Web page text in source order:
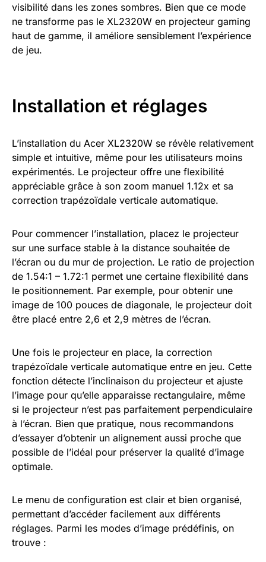
visibilité dans les zones sombres. Bien que ce mode
ne transforme pas le XL2320W en projecteur gaming
haut de gamme, il améliore sensiblement l’expérience
de jeu.
Installation et réglages
L’installation du Acer XL2320W se révèle relativement
simple et intuitive, même pour les utilisateurs moins
expérimentés. Le projecteur offre une flexibilité
appréciable grâce à son zoom manuel 1.12x et sa
correction trapézoïdale verticale automatique.
Pour commencer l’installation, placez le projecteur
sur une surface stable à la distance souhaitée de
l’écran ou du mur de projection. Le ratio de projection
de 1.54:1 – 1.72:1 permet une certaine flexibilité dans
le positionnement. Par exemple, pour obtenir une
image de 100 pouces de diagonale, le projecteur doit
être placé entre 2,6 et 2,9 mètres de l’écran.
Une fois le projecteur en place, la correction
trapézoïdale verticale automatique entre en jeu. Cette
fonction détecte l’inclinaison du projecteur et ajuste
l’image pour qu’elle apparaisse rectangulaire, même
si le projecteur n’est pas parfaitement perpendiculaire
à l’écran. Bien que pratique, nous recommandons
d’essayer d’obtenir un alignement aussi proche que
possible de l’idéal pour préserver la qualité d’image
optimale.
Le menu de configuration est clair et bien organisé,
permettant d’accéder facilement aux différents
réglages. Parmi les modes d’image prédéfinis, on
trouve :